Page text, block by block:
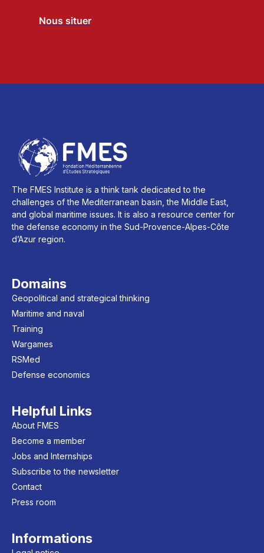
Nous situer
The FMES Institute is a think tank dedicated to the
challenges of the Mediterranean basin, the Middle East,
and global maritime issues. It is also a resource center for
the defense economy in the Sud-Provence-Alpes-Côte
d’Azur region.
Domains
Geopolitical and strategical thinking
Maritime and naval
Training
Wargames
RSMed
Defense economics
Helpful Links
About FMES
Become a member
Jobs and Internships
Subscribe to the newsletter
Contact
Press room
Informations